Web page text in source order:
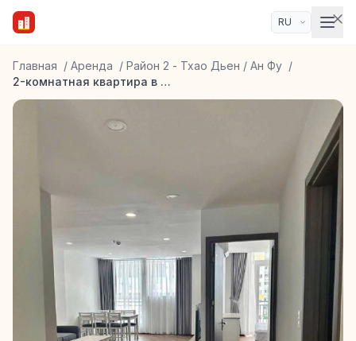
Главная / Аренда / Район 2 - Тхао Дьен / Ан Фу /
2-комнатная квартира в Тхао Дьен